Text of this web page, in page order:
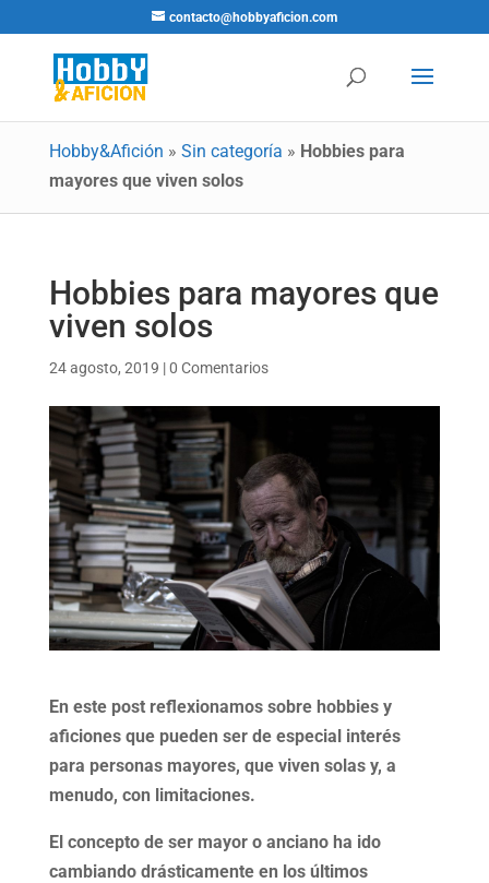
contacto@hobbyaficion.com
Hobby&Afición » Sin categoría » Hobbies para
mayores que viven solos
Hobbies para mayores que
viven solos
24 agosto, 2019 |0 Comentarios
En este post reflexionamos sobre hobbies y
aficiones que pueden ser de especial interés
para personas mayores, que viven solas y, a
menudo, con limitaciones.
El concepto de ser mayor o anciano ha ido
cambiando drásticamente en los últimos